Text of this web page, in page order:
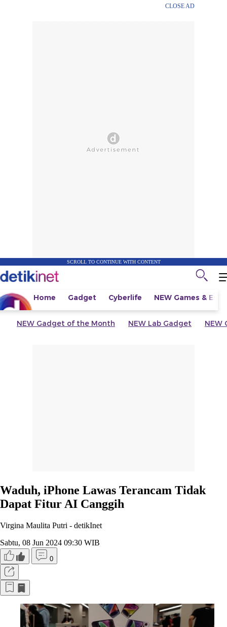
CLOSE AD
SCROLL TO CONTINUE WITH CONTENT
Home Gadget Cyberlife NEW Games &
NEW Gadget of the Month NEW Lab Gadget NEW
Waduh, iPhone Lawas Terancam Tidak
Dapat Fitur AI Canggih
Virgina Maulita Putri - detikInet
Sabtu, 08 Jun 2024 09:30 WIB
0